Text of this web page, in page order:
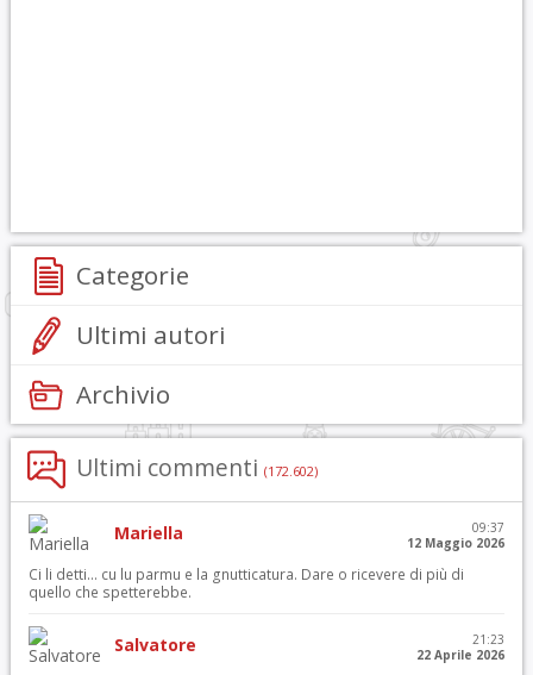
Categorie
Ultimi autori
Archivio
Ultimi commenti (172.602)
Mariella
09:37
12 Maggio 2026
Ci li detti… cu lu parmu e la gnutticatura. Dare o ricevere di più di
quello che spetterebbe.
Salvatore
21:23
22 Aprile 2026